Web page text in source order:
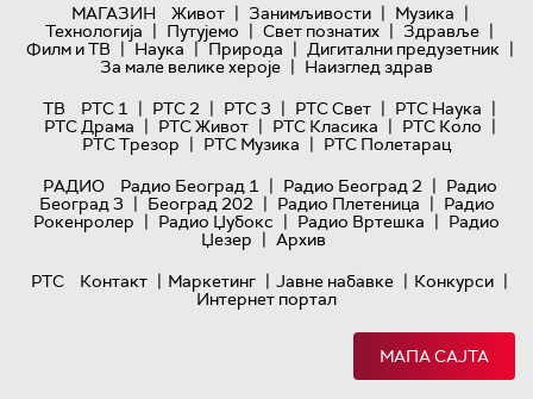
МАГАЗИН
Живот | Занимљивости | Музика |
Технологијa | Путујемо | Свет познатих | Здравље |
Филм и ТВ | Наука | Природа | Дигитални предузетник |
За мале велике хероје | Наизглед здрав
ТВ
РТС 1 | РТС 2 | РТС 3 | РТС Свет | РТС Наука |
РТС Драма | РТС Живот | РТС Класика | РТС Коло |
РТС Трезор | РТС Музика | РТС Полетарац
РАДИО
Радио Београд 1 | Радио Београд 2 | Радио
Београд 3 | Београд 202 | Радио Плетеница | Радио
Рокенролер | Радио Џубокс | Радио Вртешка | Радио
Џезер | Архив
РТС
Контакт | Маркетинг | Јавне набавке | Конкурси |
Интернет портал
МАПА САЈТА